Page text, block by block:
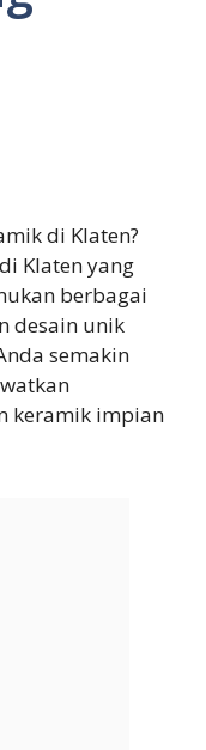
di Klaten?
Klaten yang
berbagai
desain unik
semakin
keramik impian